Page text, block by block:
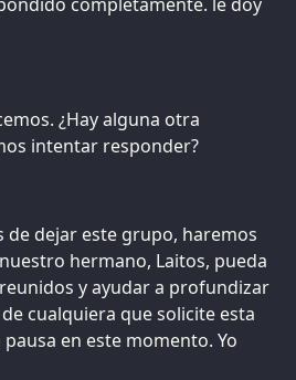
¿Hay alguna otra
intentar responder?
de dejar este grupo, haremos
hermano, Laitos, pueda
y ayudar a profundizar
cualquiera que solicite esta
en este momento. Yo